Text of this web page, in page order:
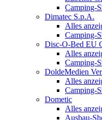
Camping-
Dimatec S.p.A.
Alles
Camping-
Disc-O-Bed EU
Alles
Camping-
DoldeMedien
Alles
Camping-
Dometic
Alles
Ausbau-